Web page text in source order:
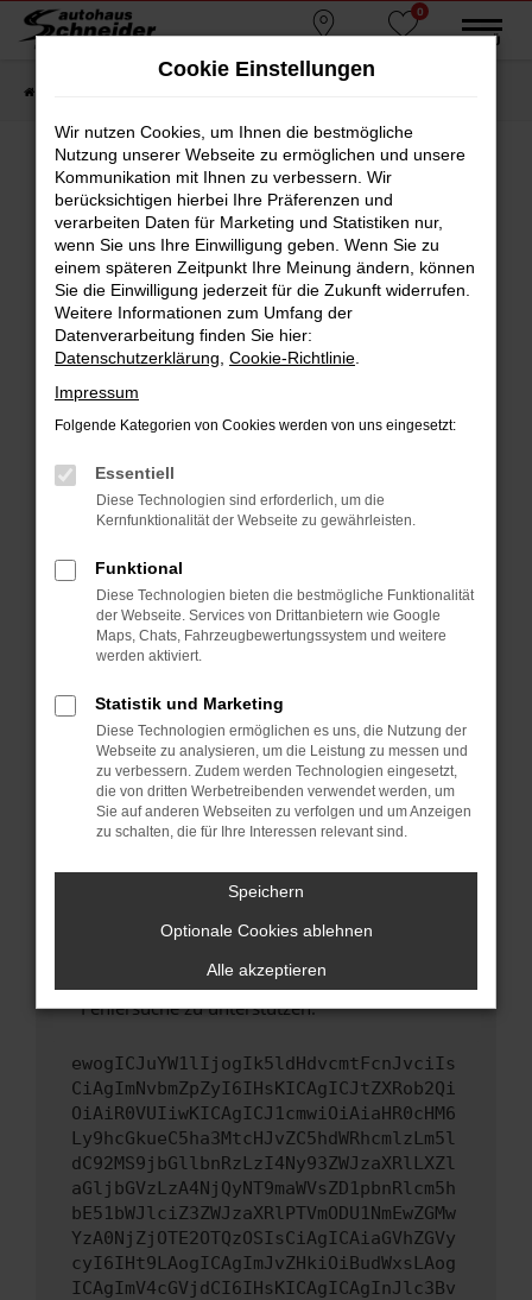
Zum
0
MENÜ
Fehler: Network Error
Beim Laden ist ein Fehler aufgetreten.
Hier sind ein paar Tipps, die dir helfen können:
Überprüfe deine Firewall und deine
Internetverbindung.
Laden andere Webseiten, zum Beispiel deine
Suchmaschine?
Prüfe deine Browsererweiterungen.
können das Laden bestimmter Seiten
verhindern. Funktioniert die Seite in einem
Fenster?
Starte dein Gerät neu.
Das kann manchmal helfen, vorübergehende
Probleme zu beheben.
Betriebssystem auf dem neuesten Stand
sind.
Veraltete Software birgt nicht nur ein
Sicherheitsrisiko, sondern kann auch dazu
führen, dass bestimmte Funktionen nicht mehr
unterstützt werden.
Wende dich an den Webseitenbetreiber.
Wenn du alle oben genannten Schritte versucht
hast, kontaktiere uns bitte. Wir werden
uns diesen Text schicken, um uns bei der
Fehlersuche zu unterstützen:
ewogICJuYW1lIjogIk5ldHdvcmtFcnJvciIs
CiAgImNvbmZpZyI6IHsKICAgICJtZXRob2Qi
OiAiR0VUIiwKICAgICJ1cmwiOiAiaHR0cHM6
Ly9hcGkueC5ha3MtcHJvZC5hdWRhcmlzLm5l
dC92MS9jbGllbnRzLzI4Ny93ZWJzaXRlLXZl
aGljbGVzLzA4NjQyNT9maWVsZD1pbnRlcm5h
bE51bWJlciZ3ZWJzaXRlPTVmODU1NmEwZGMw
YzA0NjZjOTE2OTQzOSIsCiAgICAiaGVhZGVy
cyI6IHt9LAogICAgImJvZHkiOiBudWxsLAog
ICAgImV4cGVjdCI6IHsKICAgICAgInJlc3Bv
Cookie Einstellungen
Wir nutzen Cookies, um Ihnen die bestmögliche
Nutzung unserer Webseite zu ermöglichen und unsere
Kommunikation mit Ihnen zu verbessern. Wir
berücksichtigen hierbei Ihre Präferenzen und
verarbeiten Daten für Marketing und Statistiken nur,
wenn Sie uns Ihre Einwilligung geben. Wenn Sie zu
einem späteren Zeitpunkt Ihre Meinung ändern, können
Sie die Einwilligung jederzeit für die Zukunft widerrufen.
Weitere Informationen zum Umfang der
Datenverarbeitung finden Sie hier:
Datenschutzerklärung Cookie-Richtlinie
Impressum
Folgende Kategorien von Cookies werden von uns eingesetzt:
Essentiell
Diese Technologien sind erforderlich, um die
Kernfunktionalität der Webseite zu gewährleisten.
Funktional
Diese Technologien bieten die bestmögliche Funktionalität
der Webseite. Services von Drittanbietern wie Google
Maps, Chats, Fahrzeugbewertungssystem und weitere
werden aktiviert.
Statistik und Marketing
Diese Technologien ermöglichen es uns, die Nutzung der
Webseite zu analysieren, um die Leistung zu messen und
zu verbessern. Zudem werden Technologien eingesetzt,
die von dritten Werbetreibenden verwendet werden, um
Sie auf anderen Webseiten zu verfolgen und um Anzeigen
zu schalten, die für Ihre Interessen relevant sind.
Speichern
Optionale Cookies ablehnen
Alle akzeptieren